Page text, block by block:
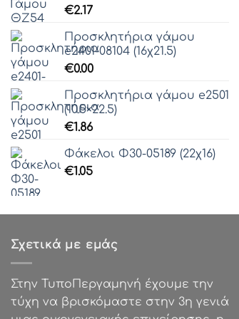
€2.17
Προσκλητήρια γάμου
e2401-08104 (16χ21.5)
€0.00
Προσκλητήρια γάμου e2501
(10.5×22.5)
€1.86
Φάκελοι Φ30-05189 (22χ16)
€1.05
Σχετικά με εμάς
Στην ΤυποΠεργαμηνή έχουμε την
τύχη να βρισκόμαστε στην 3η γενιά